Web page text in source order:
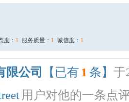
度： 1 服务质量： 1 诚信度： 1
限公司 【已有 1 条】 于
用户对他的一条点